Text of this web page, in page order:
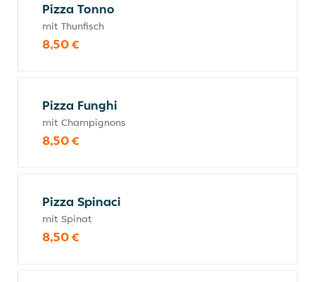
Pizza Tonno
mit Thunfisch
8,50 €
Pizza Funghi
mit Champignons
8,50 €
Pizza Spinaci
mit Spinat
8,50 €